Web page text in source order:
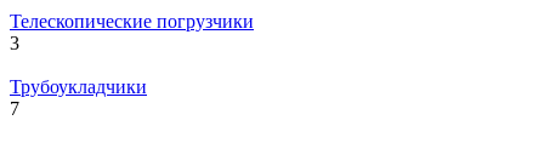
Телескопические погрузчики
3
Трубоукладчики
7